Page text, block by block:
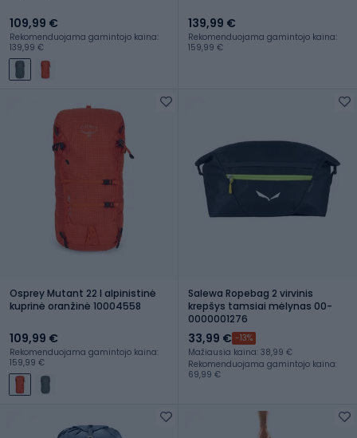
109,99 €
Rekomenduojama gamintojo kaina:
139,99 €
139,99 €
Rekomenduojama gamintojo kaina:
159,99 €
Osprey Mutant 22 l alpinistinė
kuprinė oranžinė 10004558
109,99 €
Rekomenduojama gamintojo kaina:
159,99 €
Salewa Ropebag 2 virvinis
krepšys tamsiai mėlynas 00-
0000001276
33,99 € -13%
Mažiausia kaina: 38,99 €
Rekomenduojama gamintojo kaina:
69,99 €